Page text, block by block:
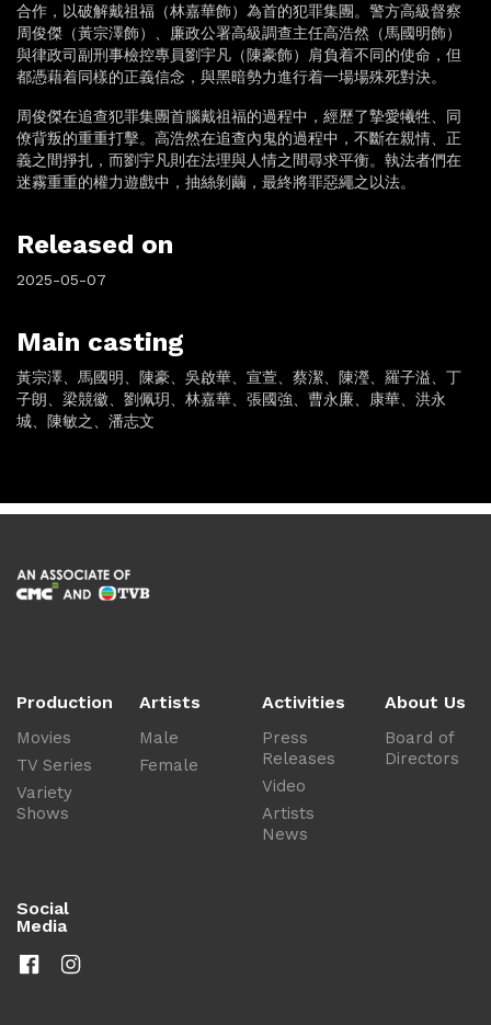
合作，以破解戴祖福（林嘉華飾）為首的犯罪集團。警方高級督察
周俊傑（黃宗澤飾）、廉政公署高級調查主任高浩然（馬國明飾）
與律政司副刑事檢控專員劉宇凡（陳豪飾）肩負着不同的使命，但
都憑藉着同樣的正義信念，與黑暗勢力進行着一場場殊死對決。
周俊傑在追查犯罪集團首腦戴祖福的過程中，經歷了摯愛犧牲、同
僚背叛的重重打擊。高浩然在追查內鬼的過程中，不斷在親情、正
義之間掙扎，而劉宇凡則在法理與人情之間尋求平衡。執法者們在
迷霧重重的權力遊戲中，抽絲剝繭，最終將罪惡繩之以法。
Released on
2025-05-07
Main casting
黃宗澤、馬國明、陳豪、吳啟華、宣萱、蔡潔、陳瀅、羅子溢、丁
子朗、梁競徽、劉佩玥、林嘉華、張國強、曹永廉、康華、洪永
城、陳敏之、潘志文
Production
Movies
TV Series
Variety
Shows
Artists
Male
Female
Activities
Press
Releases
Video
Artists
News
About Us
Board of
Directors
Social
Media